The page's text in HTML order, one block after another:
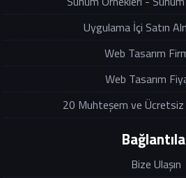
Uygulama İçi Satın
Web Tasarım
Web Tasarım
20 Muhteşem ve Ücretsiz
Bize Ulaşın